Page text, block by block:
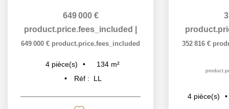
649 000 €
product.price.fees_included
649 000 € product.price.fees_included
4 pièce(s) 134 m²
Réf :
LL
352 816 €
4 pièce(s)